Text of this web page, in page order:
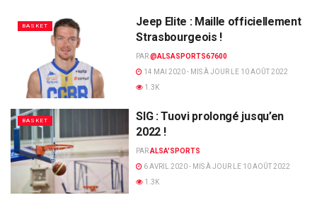
BASKET
Jeep Elite : Maille officiellement
Strasbourgeois !
PAR@ALSASPORTS67600
14 MAI 2020 - MIS À JOUR LE 10 AOÛT 2022
1.3K
BASKET
SIG : Tuovi prolongé jusqu’en
2022 !
PARALSA'SPORTS
6 AVRIL 2020 - MIS À JOUR LE 10 AOÛT 2022
1.3K